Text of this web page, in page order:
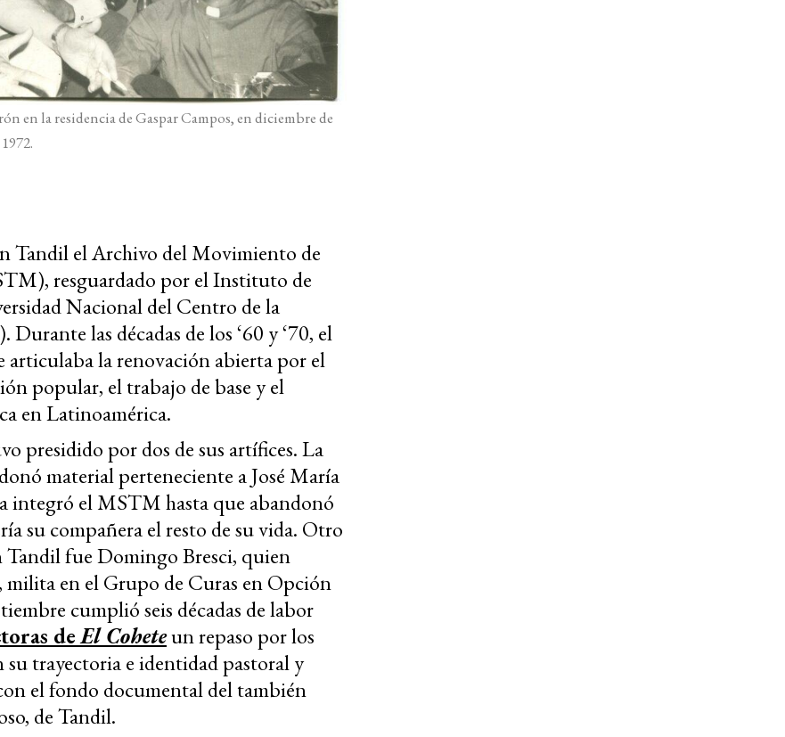
en la residencia de Gaspar Campos, en diciembre de
1972.
Tandil el Archivo del Movimiento de
resguardado por el Instituto de
Nacional del Centro de la
las décadas de los ‘60 y ‘70, el
la renovación abierta por el
popular, el trabajo de base y el
en Latinoamérica.
presidido por dos de sus artífices. La
material perteneciente a José María
integró el MSTM hasta que abandonó
su compañera el resto de su vida. Otro
fue Domingo Bresci, quien
en el Grupo de Curas en Opción
cumplió seis décadas de labor
deEl Coheteun repaso por los
su trayectoria e identidad pastoral y
el fondo documental del también
de Tandil.